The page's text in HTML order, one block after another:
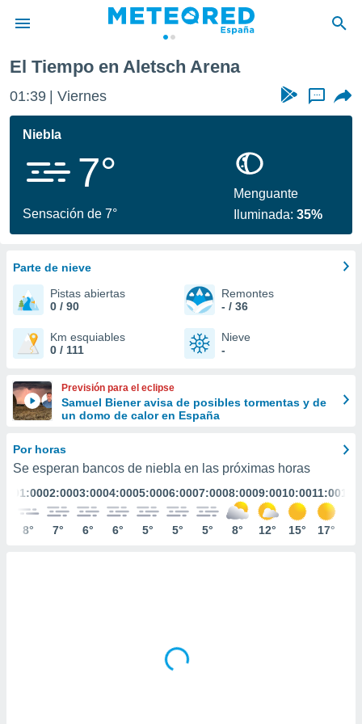
de
por
que se
a este
las
y
forma
basada
permite
coste.
a la
ACEPTAR
CONTINUAR
CONFIGURACIÓN
El Tiempo en Aletsch Arena
01:39 Viernes ...
Niebla
7°
Sensación de 7°
Menguante
Iluminada:35%
Parte de nieve
Pistas abiertas
0 / 90
Remontes
- / 36
Km esquiables
0 / 111
Nieve
-
Previsión para el eclipse
Samuel Biener avisa de posibles tormentas y de
un domo de calor en España
Por horas
Se esperan bancos de niebla en las próximas horas
01:00
8°
02:00
7°
03:00
6°
04:00
6°
05:00
5°
06:00
5°
07:00
5°
08:00
8°
09:00
12°
10:00
15°
11:00
17°